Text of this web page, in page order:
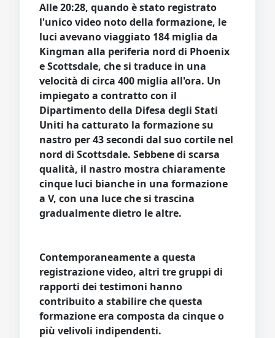
Alle 20:28, quando è stato registrato
l'unico video noto della formazione, le
luci avevano viaggiato 184 miglia da
Kingman alla periferia nord di Phoenix
e Scottsdale, che si traduce in una
velocità di circa 400 miglia all'ora. Un
impiegato a contratto con il
Dipartimento della Difesa degli Stati
Uniti ha catturato la formazione su
nastro per 43 secondi dal suo cortile nel
nord di Scottsdale. Sebbene di scarsa
qualità, il nastro mostra chiaramente
cinque luci bianche in una formazione
a V, con una luce che si trascina
gradualmente dietro le altre.
Contemporaneamente a questa
registrazione video, altri tre gruppi di
rapporti dei testimoni hanno
contribuito a stabilire che questa
formazione era composta da cinque o
più velivoli indipendenti.